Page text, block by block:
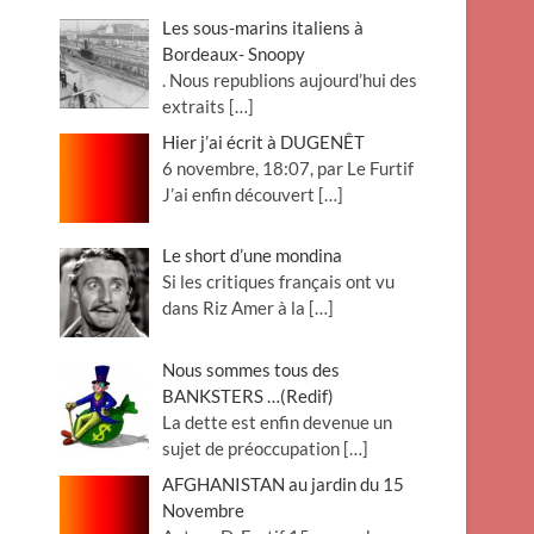
Les sous-marins italiens à
Bordeaux- Snoopy
. Nous republions aujourd’hui des
extraits […]
Hier j’ai écrit à DUGENÊT
6 novembre, 18:07, par Le Furtif
J’ai enfin découvert […]
Le short d’une mondina
Si les critiques français ont vu
dans Riz Amer à la […]
Nous sommes tous des
BANKSTERS …(Redif)
La dette est enfin devenue un
sujet de préoccupation […]
AFGHANISTAN au jardin du 15
Novembre